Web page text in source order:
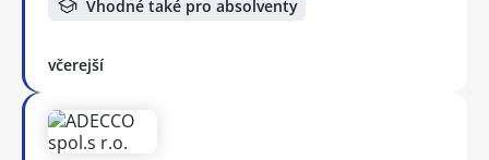
Vhodné také pro absolventy
včerejší